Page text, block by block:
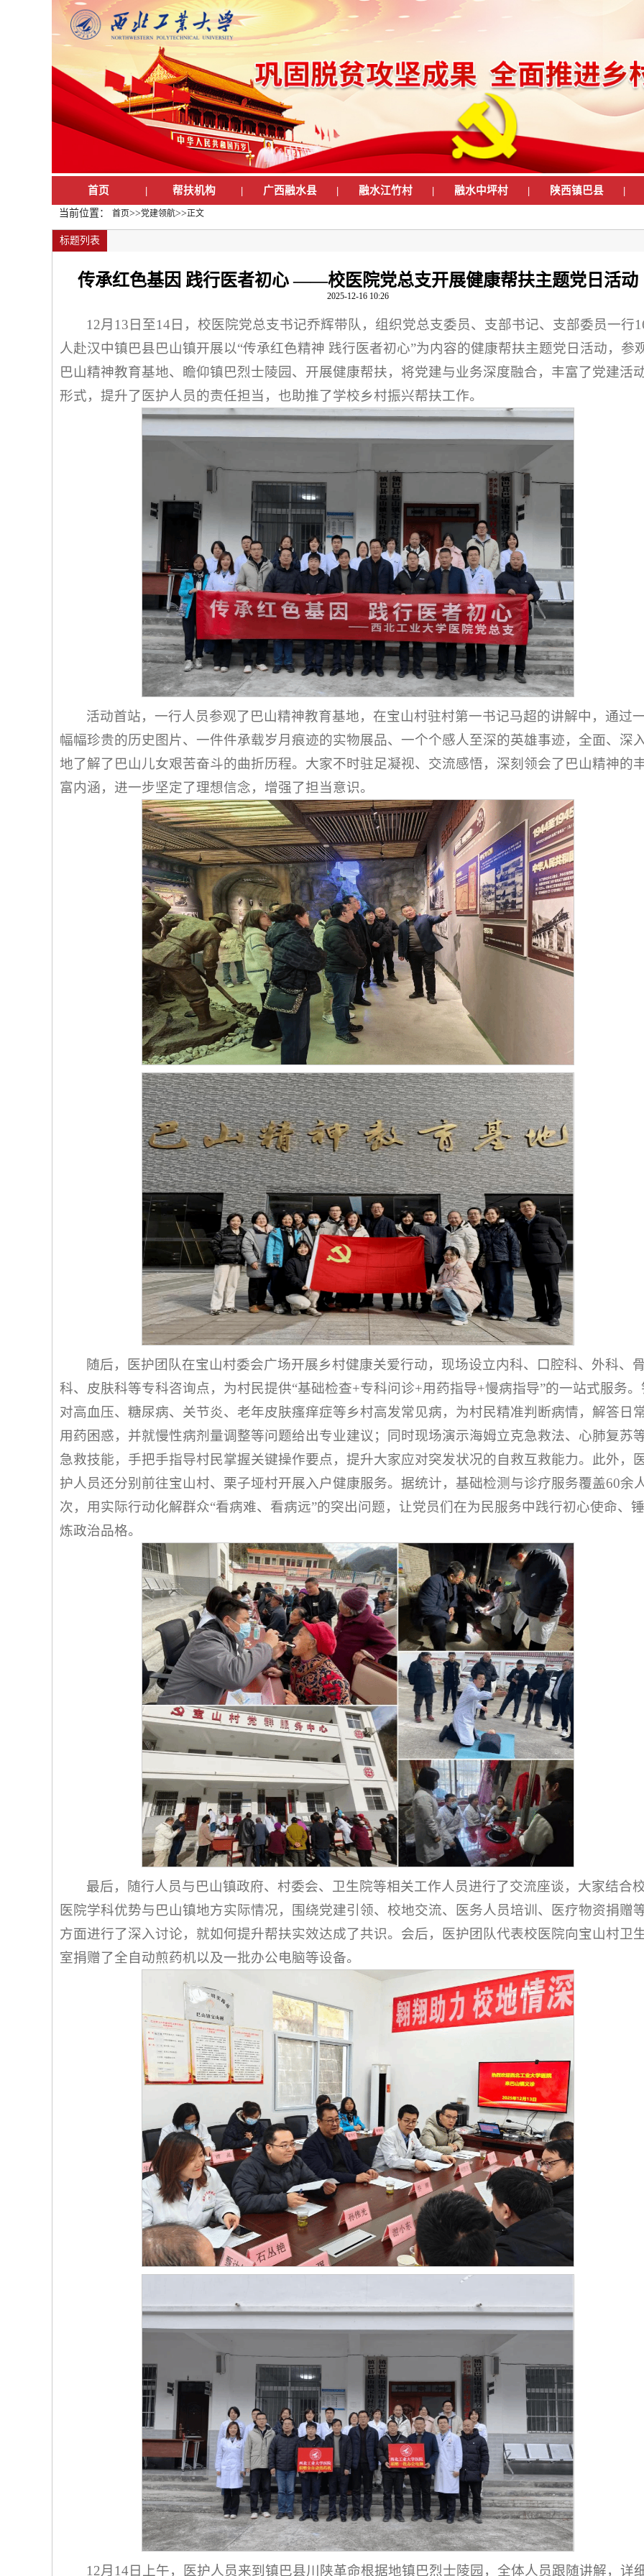
首页 | 帮扶机构 | 广西融水县 | 融水江竹村 | 融水中坪村 | 陕西镇巴县 |
当前位置： 首页>>党建领航>>正文
标题列表
传承红色基因 践行医者初心 ——校医院党总支开展健康帮扶主题党日活动
2025-12-16 10:26
12月13日至14日，校医院党总支书记乔辉带队，组织党总支委员、支部书记、支部委员一行
人赴汉中镇巴县巴山镇开展以“传承红色精神 践行医者初心”为内容的健康帮扶主题党日活动，参
巴山精神教育基地、瞻仰镇巴烈士陵园、开展健康帮扶，将党建与业务深度融合，丰富了党建活
形式，提升了医护人员的责任担当，也助推了学校乡村振兴帮扶工作。
活动首站，一行人员参观了巴山精神教育基地，在宝山村驻村第一书记马超的讲解中，通过
幅幅珍贵的历史图片、一件件承载岁月痕迹的实物展品、一个个感人至深的英雄事迹，全面、深
地了解了巴山儿女艰苦奋斗的曲折历程。大家不时驻足凝视、交流感悟，深刻领会了巴山精神的
富内涵，进一步坚定了理想信念，增强了担当意识。
随后，医护团队在宝山村委会广场开展乡村健康关爱行动，现场设立内科、口腔科、外科、
科、皮肤科等专科咨询点，为村民提供“基础检查+专科问诊+用药指导+慢病指导”的一站式服务。
对高血压、糖尿病、关节炎、老年皮肤瘙痒症等乡村高发常见病，为村民精准判断病情，解答日
用药困惑，并就慢性病剂量调整等问题给出专业建议；同时现场演示海姆立克急救法、心肺复苏
急救技能，手把手指导村民掌握关键操作要点，提升大家应对突发状况的自救互救能力。此外，
护人员还分别前往宝山村、栗子垭村开展入户健康服务。据统计，基础检测与诊疗服务覆盖60余
次，用实际行动化解群众“看病难、看病远”的突出问题，让党员们在为民服务中践行初心使命、锤
炼政治品格。
最后，随行人员与巴山镇政府、村委会、卫生院等相关工作人员进行了交流座谈，大家结合
医院学科优势与巴山镇地方实际情况，围绕党建引领、校地交流、医务人员培训、医疗物资捐赠
方面进行了深入讨论，就如何提升帮扶实效达成了共识。会后，医护团队代表校医院向宝山村卫
室捐赠了全自动煎药机以及一批办公电脑等设备。
12月14日上午，医护人员来到镇巴县川陕革命根据地镇巴烈士陵园，全体人员跟随讲解，详